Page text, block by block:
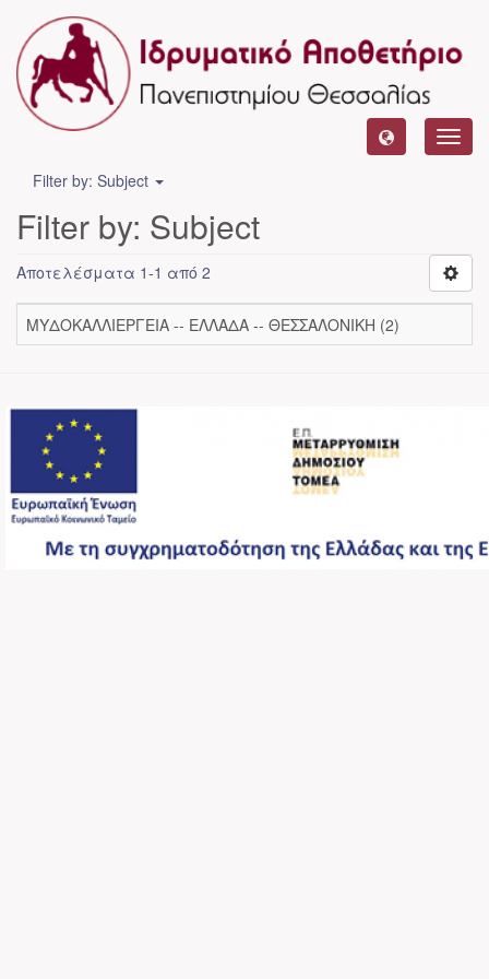
Filter by: Subject
Filter by: Subject
Αποτελέσματα 1-1 από 2
ΜΥΔΟΚΑΛΛΙΕΡΓΕΙΑ -- ΕΛΛΑΔΑ -- ΘΕΣΣΑΛΟΝΙΚΗ (2)